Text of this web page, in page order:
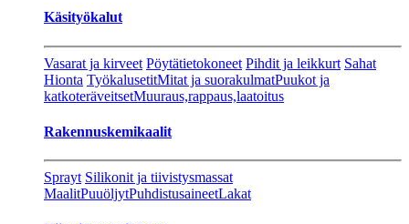
Käsityökalut
Vasarat ja kirveet Pöytätietokoneet Pihdit ja leikkurt Sahat
Hionta TyökalusetitMitat ja suorakulmatPuukot ja
katkoteräveitsetMuuraus,rappaus,laatoitus
Rakennuskemikaalit
Sprayt Silikonit ja tiivistysmassat
MaalitPuuöljytPuhdistusaineetLakat